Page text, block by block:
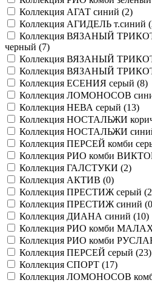
Коллекция АГАТ синий (2)
Коллекция АГИДЕЛЬ т.синий (
Коллекция ВЯЗАНЫЙ
черный (7)
Коллекция ВЯЗАНЫЙ
Коллекция ВЯЗАНЫЙ
Коллекция ЕСЕНИЯ серый (8)
Коллекция ЛОМОНОСОВ
Коллекция НЕВА серый (13)
Коллекция НОСТАЛЬЖИ
Коллекция НОСТАЛЬЖИ
Коллекция ПЕРСЕЙ комби
Коллекция РИО комби
Коллекция ГАЛСТУКИ (2)
Коллекция АКТИВ (0)
Коллекция ПРЕСТИЖ серый (
Коллекция ПРЕСТИЖ синий (0
Коллекция ДИАНА синий (10)
Коллекция РИО комби
Коллекция РИО комби
Коллекция ПЕРСЕЙ серый (23)
Коллекция СПОРТ (17)
Коллекция ЛОМОНОСОВ